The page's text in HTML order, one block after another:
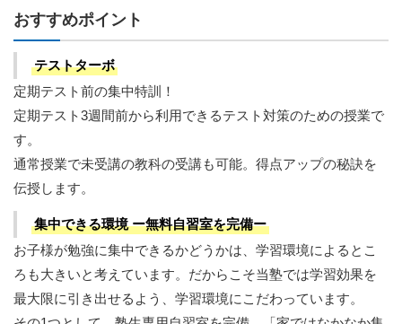
おすすめポイント
テストターボ
定期テスト前の集中特訓！
定期テスト3週間前から利用できるテスト対策のための授業で
す。
通常授業で未受講の教科の受講も可能。得点アップの秘訣を
伝授します。
集中できる環境 ー無料自習室を完備ー
お子様が勉強に集中できるかどうかは、学習環境によるとこ
ろも大きいと考えています。だからこそ当塾では学習効果を
最大限に引き出せるよう、学習環境にこだわっています。